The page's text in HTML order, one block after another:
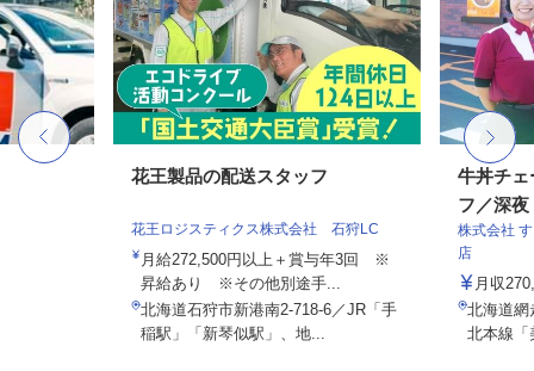
花王製品の配送スタッフ
花王ロジスティクス株式会社 石狩LC
月給272,500円以上＋賞与年3回 ※
昇給あり ※その他別途手...
北海道石狩市新港南2-718-6／JR「手
稲駅」「新琴似駅」、地...
牛丼チェ
フ／深夜
株式会社
店
月収
北海道網
北本線「